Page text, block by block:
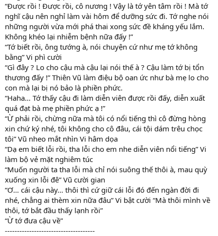
“Được rồi ! Được rồi, cô nương ! Vậy là tớ yên tâm rồi ! Mà tớ
nghĩ cậu nên nghỉ làm vài hôm để dưỡng sức đi. Tớ nghe nói
những người vừa mới phá thai xong sức đề kháng yếu lắm.
Không khéo lại nhiễm bệnh nữa đấy !”
“Tớ biết rồi, ông tướng à, nói chuyện cứ như mẹ tớ không
bằng” Vi phì cười
“Gì đây ? Lo cho cậu mà cậu lại nói thế à ? Cậu làm tớ bị tổn
thương đấy !” Thiên Vũ làm điệu bộ oan ức như bà mẹ lo cho
con mà lại bị nó bảo là phiền phức.
“Haha… Tớ thấy cậu đi làm diễn viên được rồi đấy, diễn xuất
quá đạt bà mẹ phiền phức ạ !”
“Ừ phải rồi, chừng nữa mà tôi có nổi tiếng thì cô đừng hòng
xin chứ ký nhé, tôi không cho cô đâu, cái tội dám trêu chọc
tôi” Vũ nheo mắt nhìn Vi hâm dọa
“Dạ em biết lỗi rồi, tha lỗi cho em nhe diễn viên nổi tiếng” Vi
làm bộ vẻ mặt nghiêm túc
“Muốn người ta tha lỗi mà chỉ nói suông thế thôi à, mau quỳ
xuống xin lỗi đê” Vũ cười gian
“Ơ… cái cậu này… thôi thì cứ giữ cái lỗi đó đến ngàn đời đi
nhé, chẳng ai thèm xin nữa đâu” Vi bật cười “Mà thôi mình về
thôi, tớ bắt đầu thấy lạnh rồi”
“Ừ tớ đưa cậu về”
-------------------------------------